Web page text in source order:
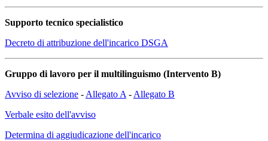
Supporto tecnico specialistico
Decreto di attribuzione dell'incarico DSGA
Gruppo di lavoro per il multilinguismo (Intervento B)
Avviso di selezione - Allegato A - Allegato B
Verbale esito dell'avviso
Determina di aggiudicazione dell'incarico